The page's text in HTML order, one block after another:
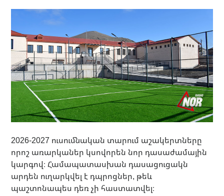
2026-2027 ուսումնական տարում աշակերտները
որոշ առարկաներ կսովորեն նոր դասաժամային
կարգով։ Համապատասխան դասացուցակն
արդեն ուղարկվել է դպրոցներ, թեև
պաշտոնապես դեռ չի հաստատվել։